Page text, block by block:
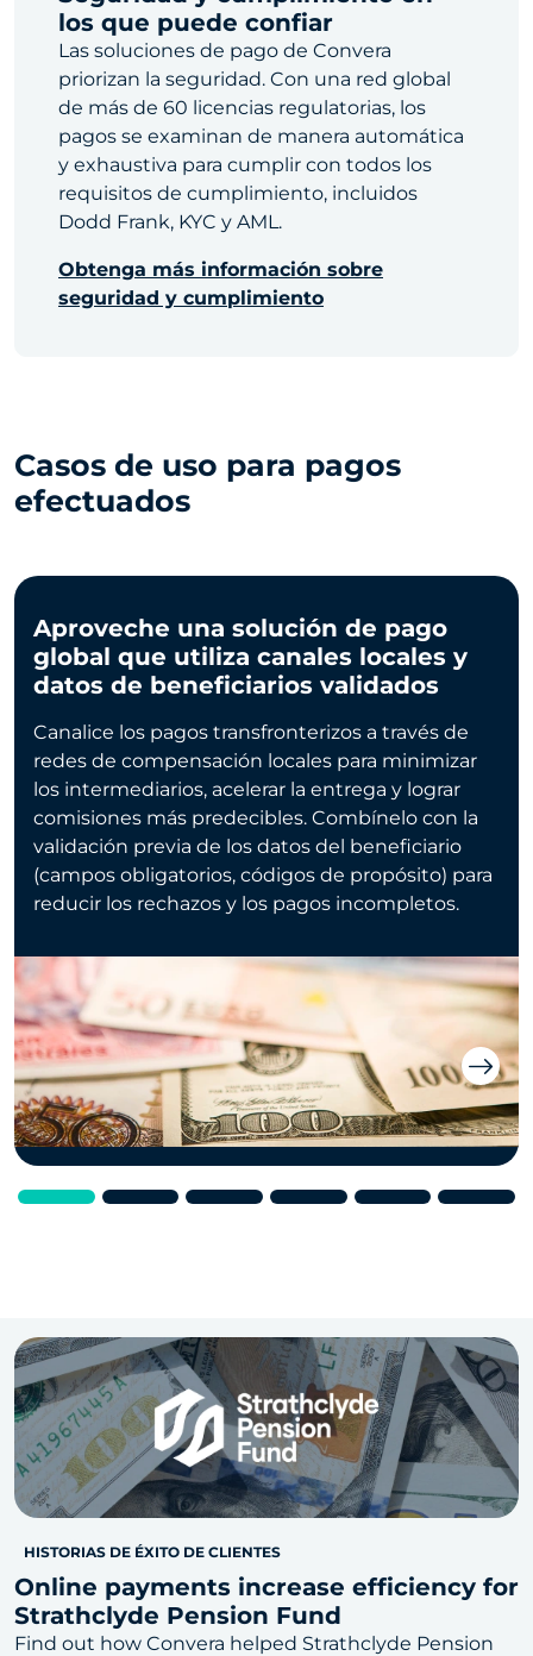
los que puede confiar
Las soluciones de pago de Convera
priorizan la seguridad. Con una red global
de más de 60 licencias regulatorias, los
pagos se examinan de manera automática
y exhaustiva para cumplir con todos los
requisitos de cumplimiento, incluidos
Dodd Frank, KYC y AML.
Obtenga más información sobre
seguridad y cumplimiento
Casos de uso para pagos
efectuados
Aproveche una solución de pago
global que utiliza canales locales y
datos de beneficiarios validados
Canalice los pagos transfronterizos a través de
redes de compensación locales para minimizar
los intermediarios, acelerar la entrega y lograr
comisiones más predecibles. Combínelo con la
validación previa de los datos del beneficiario
(campos obligatorios, códigos de propósito) para
reducir los rechazos y los pagos incompletos.
Next
HISTORIAS DE ÉXITO DE CLIENTES
Online payments increase efficiency for
Strathclyde Pension Fund
Find out how Convera helped Strathclyde Pension